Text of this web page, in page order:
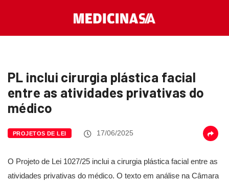
PL inclui cirurgia plástica facial
entre as atividades privativas do
médico
PROJETOS DE LEI 17/06/2025
O Projeto de Lei 1027/25 inclui a cirurgia plástica facial entre as
atividades privativas do médico. O texto em análise na Câmara